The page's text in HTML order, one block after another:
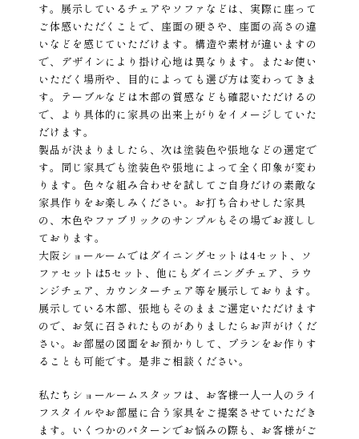
す。展示しているチェアやソファなどは、実際に座って
ご体感いただくことで、座面の硬さや、座面の高さの違
いなどを感じていただけます。構造や素材が違いますの
で、デザインにより掛け心地は異なります。またお使い
いただく場所や、目的によっても選び方は変わってきま
す。テーブルなどは木部の質感なども確認いただけるの
で、より具体的に家具の出来上がりをイメージしていた
だけます。
製品が決まりましたら、次は塗装色や張地などの選定で
す。同じ家具でも塗装色や張地によって全く印象が変わ
ります。色々な組み合わせを試してご自身だけの素敵な
家具作りをお楽しみください。お打ち合わせした家具
の、木色やファブリックのサンプルもその場でお渡しし
ております。
大阪ショールームではダイニングセットは4セット、ソ
ファセットは5セット、他にもダイニングチェア、ラウ
ンジチェア、カウンターチェア等を展示しております。
展示している木部、張地もそのままご選定いただけます
ので、お気に召されたものがありましたらお声がけくだ
さい。お部屋の図面をお預かりして、プランをお作りす
ることも可能です。是非ご相談ください。
私たちショールームスタッフは、お客様一人一人のライ
フスタイルやお部屋に合う家具をご提案させていただき
ます。いくつかのパターンでお悩みの際も、お客様がご